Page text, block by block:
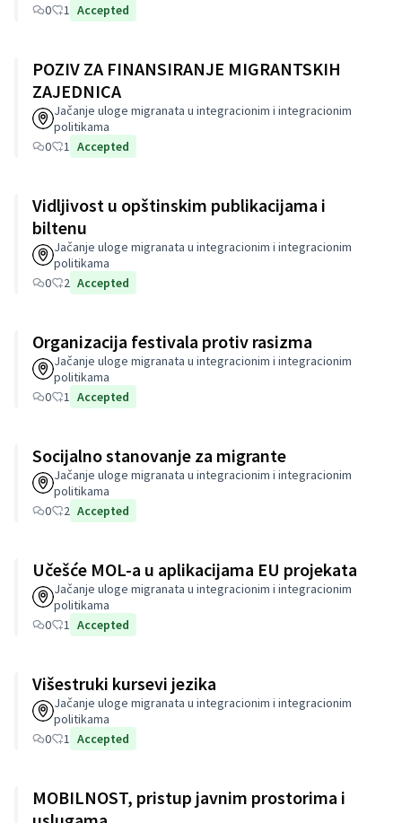
0
1 Accepted
POZIV ZA FINANSIRANJE MIGRANTSKIH
ZAJEDNICA
Jačanje uloge migranata u integracionim i integracionim
politikama
0
1 Accepted
Vidljivost u opštinskim publikacijama i
biltenu
Jačanje uloge migranata u integracionim i integracionim
politikama
0
2 Accepted
Organizacija festivala protiv rasizma
Jačanje uloge migranata u integracionim i integracionim
politikama
0
1 Accepted
Socijalno stanovanje za migrante
Jačanje uloge migranata u integracionim i integracionim
politikama
0
2 Accepted
Učešće MOL-a u aplikacijama EU projekata
Jačanje uloge migranata u integracionim i integracionim
politikama
0
1 Accepted
Višestruki kursevi jezika
Jačanje uloge migranata u integracionim i integracionim
politikama
0
1 Accepted
MOBILNOST, pristup javnim prostorima i